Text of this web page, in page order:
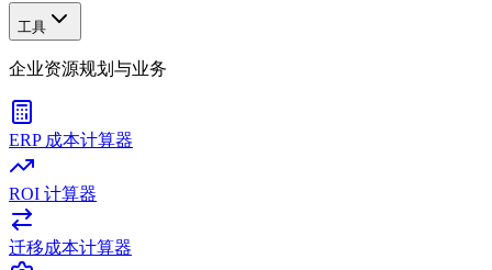
工具
企业资源规划与业务
ERP 成本计算器
ROI 计算器
迁移成本计算器